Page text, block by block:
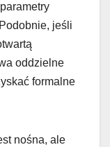
jeśli
oddzielne
formalne
nośna, ale